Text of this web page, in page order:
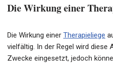
Die Wirkung einer
Die Wirkung einer Therapieliege
vielfältig. In der Regel wird diese
Zwecke eingesetzt, jedoch